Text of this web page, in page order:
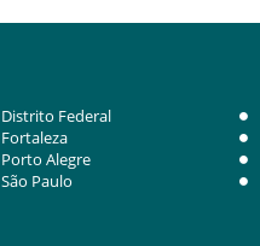
Distrito Federal
Fortaleza
Porto Alegre
São Paulo